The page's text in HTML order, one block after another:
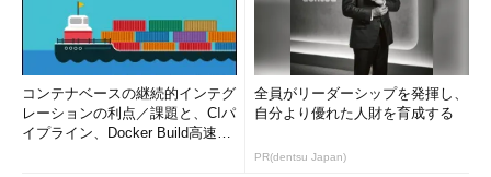
sysprepの使い方などは以下の記事を参照していただきたい。
「sysprepで環境複製用のマスタ・イメージを作成する」
（Windows TIPS）
このツールの使い方を簡単に説明すると、インストール済みの
コンテナベースの継続的インテグ
レーションの利点／課題と、CIパ
イプライン、Docker Build高速化
全員がリーダーシップを発揮し、
自分より優れた人財を育成する
PR(dentsu Japan)